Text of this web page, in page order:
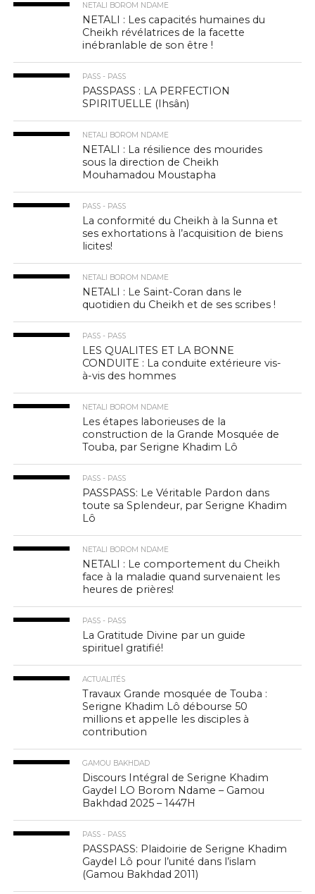
NETALI BOROM NDAME
NETALI : Les capacités humaines du
Cheikh révélatrices de la facette
inébranlable de son être !
PASS - PASS
PASSPASS : LA PERFECTION
SPIRITUELLE (Ihsân)
NETALI BOROM NDAME
NETALI : La résilience des mourides
sous la direction de Cheikh
Mouhamadou Moustapha
PASS - PASS
La conformité du Cheikh à la Sunna et
ses exhortations à l’acquisition de biens
licites!
NETALI BOROM NDAME
NETALI : Le Saint-Coran dans le
quotidien du Cheikh et de ses scribes !
PASS - PASS
LES QUALITES ET LA BONNE
CONDUITE : La conduite extérieure vis-
à-vis des hommes
NETALI BOROM NDAME
Les étapes laborieuses de la
construction de la Grande Mosquée de
Touba, par Serigne Khadim Lô
PASS - PASS
PASSPASS: Le Véritable Pardon dans
toute sa Splendeur, par Serigne Khadim
Lô
NETALI BOROM NDAME
NETALI : Le comportement du Cheikh
face à la maladie quand survenaient les
heures de prières!
PASS - PASS
La Gratitude Divine par un guide
spirituel gratifié!
ACTUALITÉS
Travaux Grande mosquée de Touba :
Serigne Khadim Lô débourse 50
millions et appelle les disciples à
contribution
GAMOU BAKHDAD
Discours Intégral de Serigne Khadim
Gaydel LO Borom Ndame – Gamou
Bakhdad 2025 – 1447H
PASS - PASS
PASSPASS: Plaidoirie de Serigne Khadim
Gaydel Lô pour l’unité dans l’islam
(Gamou Bakhdad 2011)